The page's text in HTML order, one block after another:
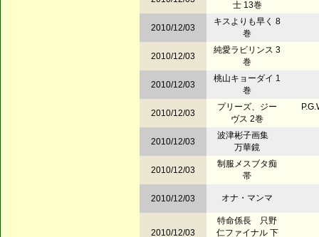
士 13巻
2010/12/03
キスよりも早く 8
巻
2010/12/03
純愛ラビリンス 3
巻
2010/12/03
桃山キョーダイ 1
巻
2010/12/03
プリーズ、ジー
ヴス 2巻
2010/12/03
波津彬子画集
万華鏡
2010/12/03
制服メスブタ痴
帯
2010/12/03 オナ・マンマ
2010/12/03
特命係長 只野
仁ファイナル 下